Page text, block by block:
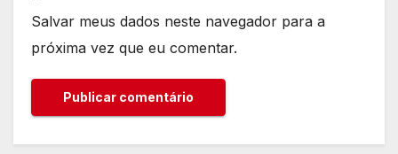
Salvar meus dados neste navegador para a
próxima vez que eu comentar.